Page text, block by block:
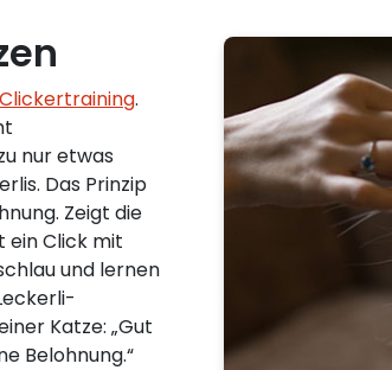
Clickertraining.
nur etwas
Das Prinzip
Zeigt die
ein Click mit
und lernen
Katze: „Gut
Belohnung.“